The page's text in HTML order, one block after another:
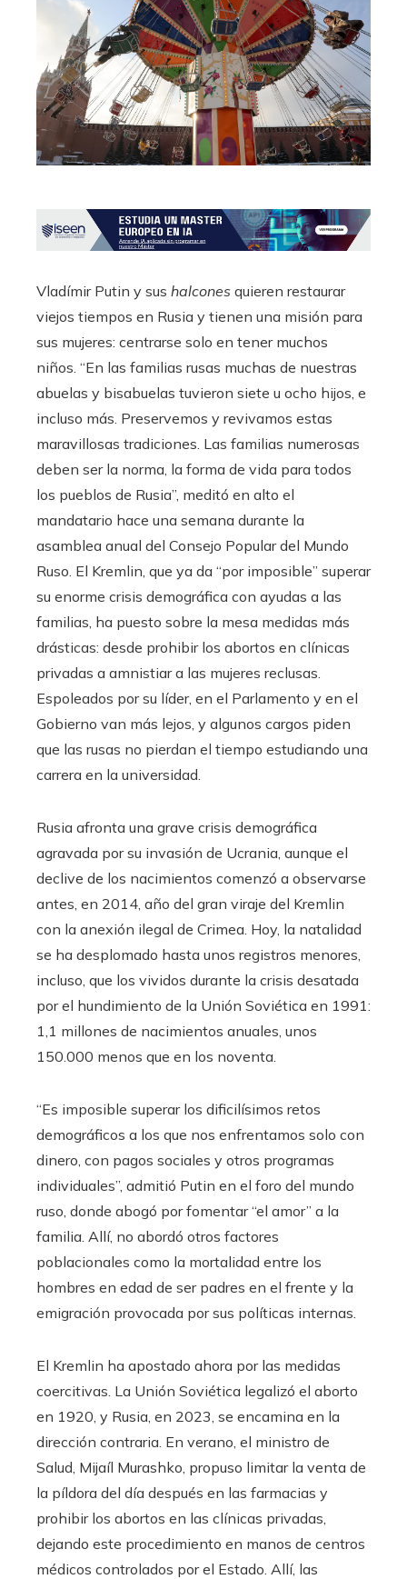
Vladímir Putin y sus halcones quieren restaurar
viejos tiempos en Rusia y tienen una misión para
sus mujeres: centrarse solo en tener muchos
niños. “En las familias rusas muchas de nuestras
abuelas y bisabuelas tuvieron siete u ocho hijos, e
incluso más. Preservemos y revivamos estas
maravillosas tradiciones. Las familias numerosas
deben ser la norma, la forma de vida para todos
los pueblos de Rusia”, meditó en alto el
mandatario hace una semana durante la
asamblea anual del Consejo Popular del Mundo
Ruso. El Kremlin, que ya da “por imposible” superar
su enorme crisis demográfica con ayudas a las
familias, ha puesto sobre la mesa medidas más
drásticas: desde prohibir los abortos en clínicas
privadas a amnistiar a las mujeres reclusas.
Espoleados por su líder, en el Parlamento y en el
Gobierno van más lejos, y algunos cargos piden
que las rusas no pierdan el tiempo estudiando una
carrera en la universidad.
Rusia afronta una grave crisis demográfica
agravada por su invasión de Ucrania, aunque el
declive de los nacimientos comenzó a observarse
antes, en 2014, año del gran viraje del Kremlin
con la anexión ilegal de Crimea. Hoy, la natalidad
se ha desplomado hasta unos registros menores,
incluso, que los vividos durante la crisis desatada
por el hundimiento de la Unión Soviética en 1991:
1,1 millones de nacimientos anuales, unos
150.000 menos que en los noventa.
“Es imposible superar los dificilísimos retos
demográficos a los que nos enfrentamos solo con
dinero, con pagos sociales y otros programas
individuales”, admitió Putin en el foro del mundo
ruso, donde abogó por fomentar “el amor” a la
familia. Allí, no abordó otros factores
poblacionales como la mortalidad entre los
hombres en edad de ser padres en el frente y la
emigración provocada por sus políticas internas.
El Kremlin ha apostado ahora por las medidas
coercitivas. La Unión Soviética legalizó el aborto
en 1920, y Rusia, en 2023, se encamina en la
dirección contraria. En verano, el ministro de
Salud, Mijaíl Murashko, propuso limitar la venta de
la píldora del día después en las farmacias y
prohibir los abortos en las clínicas privadas,
dejando este procedimiento en manos de centros
médicos controlados por el Estado. Allí, las